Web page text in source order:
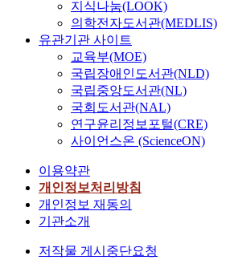
지식나눔(LOOK)
의학전자도서관(MEDLIS)
유관기관 사이트
교육부(MOE)
국립장애인도서관(NLD)
국립중앙도서관(NL)
국회도서관(NAL)
연구윤리정보포털(CRE)
사이언스온 (ScienceON)
이용약관
개인정보처리방침
개인정보 재동의
기관소개
저작물 게시중단요청